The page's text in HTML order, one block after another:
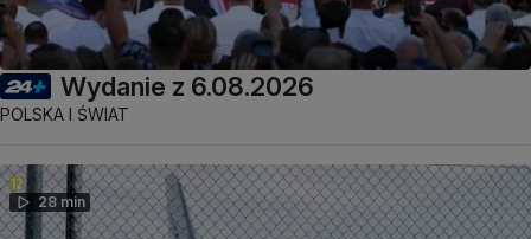
Wydanie z 6.08.2026
POLSKA I ŚWIAT
28 min